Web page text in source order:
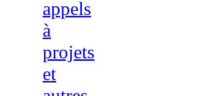
appels
à
projets
et